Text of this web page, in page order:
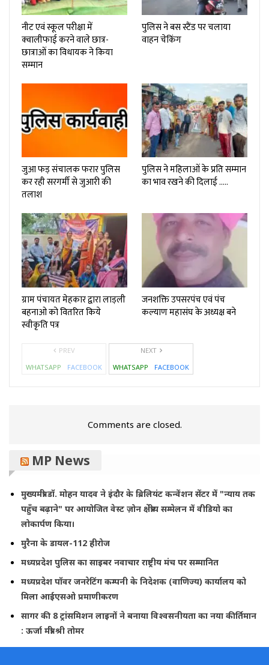
नीट एवं स्कूल परीक्षा में
क्वालीफाई करने वाले छात्र-
छात्राओं का विधायक ने किया
सम्मान
पुलिस ने बस स्टैंड पर चलाया
वाहन चेकिंग
जुआ फड़ संचालक फरार पुलिस
कर रही सरगर्मी से जुआरी की
तलाश
पुलिस ने महिलाओं के प्रति सम्मान
का भाव रखने की दिलाई …..
ग्राम पंचायत मेहकार द्वारा लाड़ली
बहनाओ को वितरित किये
स्वीकृति पत्र
जनशक्ति उपसरपंच एवं पंच
कल्याण महासंघ के अध्यक्ष बने
PREV
WHATSAPP
FACEBOOK
NEXT
WHATSAPP
FACEBOOK
Comments are closed.
MP News
मुख्यमंत्री डॉ. मोहन यादव ने इंदौर के ब्रिलियंट कन्वेंशन सेंटर में "न्याय तक
पहुँच बढ़ाने" पर आयोजित वेस्ट ज़ोन क्षेत्रीय सम्मेलन में वीडियो का
लोकार्पण किया।
मुरैना के डायल-112 हीरोज
मध्यप्रदेश पुलिस का साइबर नवाचार राष्ट्रीय मंच पर सम्मानित
मध्यप्रदेश पॉवर जनरेटिंग कम्पनी के निदेशक (वाणिज्य) कार्यालय को
मिला आईएसओ प्रमाणीकरण
सागर की 8 ट्रांसमिशन लाइनों ने बनाया विश्वसनीयता का नया कीर्तिमान
: ऊर्जा मंत्री श्री तोमर